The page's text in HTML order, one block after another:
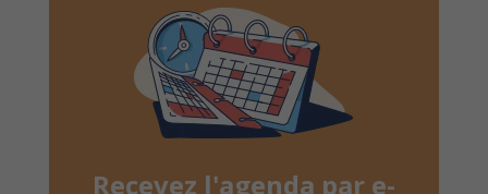
Recevez l'agenda par e-